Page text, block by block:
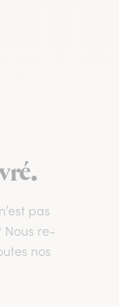
pas
Nous re-
nos